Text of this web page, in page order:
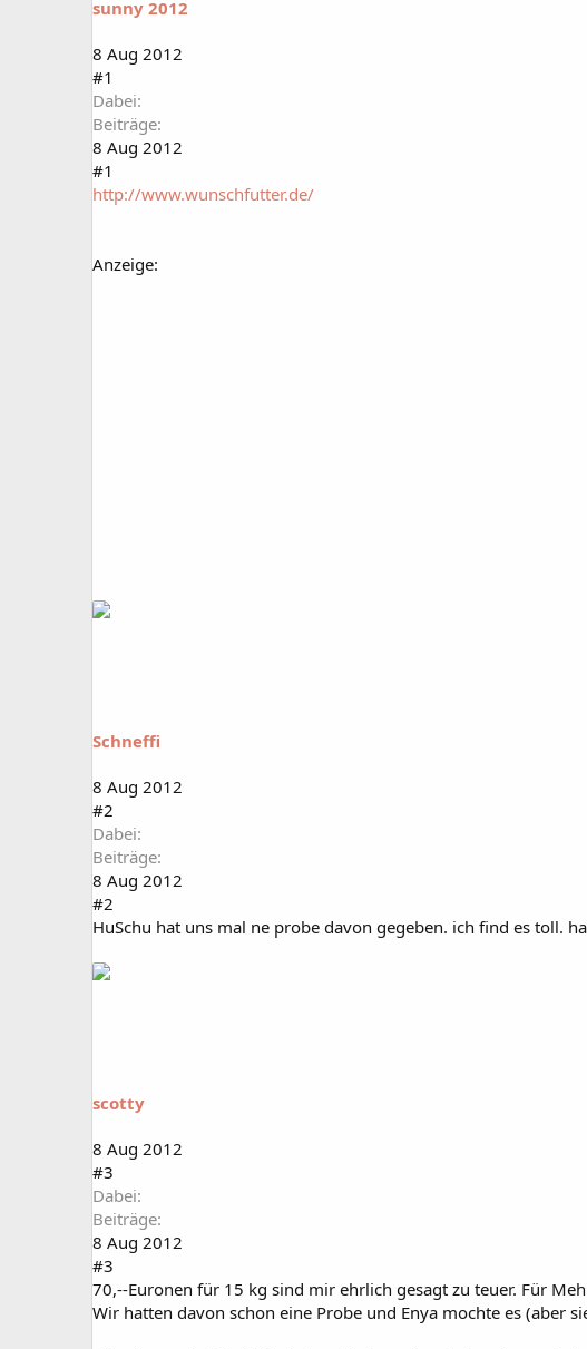
a
r
sunny 2012
8 Aug 2012
#1
Dabei
Beiträge
8 Aug 2012
#1
http://www.wunschfutter.de/
Anzeige:
Schneffi
8 Aug 2012
#2
Dabei
Beiträge
8 Aug 2012
#2
HuSchu hat uns mal ne probe davon gegeben. ich find es toll.
scotty
8 Aug 2012
#3
Dabei
Beiträge
8 Aug 2012
#3
70,--Euronen für 15 kg sind mir ehrlich gesagt zu teuer. Für
Wir hatten davon schon eine Probe und Enya mochte es (aber